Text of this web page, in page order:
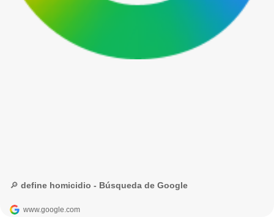
🔎 define homicidio - Búsqueda de Google
www.google.com